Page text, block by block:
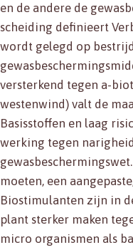
en de andere de
scheiding definieert
wordt gelegd op
versterkend tegen a-
westenwind) valt de
Basisstoffen en laag
werking tegen
moeten, een
Biostimulanten zijn in
plant sterker maken
micro organismen als